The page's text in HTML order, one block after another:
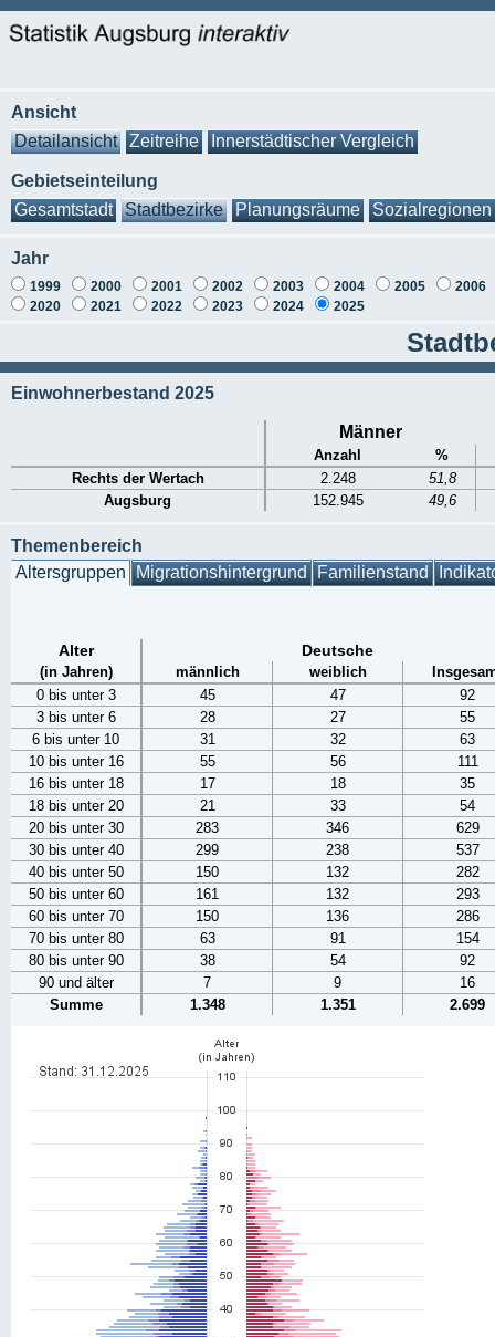
Ansicht
Detailansicht
Zeitreihe Innerstädtischer Vergleich
Gebietseinteilung
Gesamtstadt
Stadtbezirke Planungsräume Sozialregionen
Jahr
1999 2000 2001 2002 2003 2004 2005
2006
2020
2021 2022 2023 2024 2025
Einwohnerbestand 2025
Männer
Anzahl
%
Rechts der Wertach
2.248
51,8
Augsburg
152.945 49,6
Themenbereich
Altersgruppen Migrationshintergrund Familienstand
Alter Deutsche
(in Jahren) männlich weiblich
0 bis unter 3
45 47
92
3 bis unter 6
28 27
55
6 bis unter 10
31 32
63
10 bis unter 16
55 56
111
16 bis unter 18
17 18
35
18 bis unter 20
21 33
54
20 bis unter 30
283 346
629
30 bis unter 40
299 238
537
40 bis unter 50
150 132
282
50 bis unter 60
161 132
293
60 bis unter 70
150 136
286
70 bis unter 80
63 91
154
80 bis unter 90
38 54
92
90 und älter
7 9
16
Summe
1.348 1.351 2.699